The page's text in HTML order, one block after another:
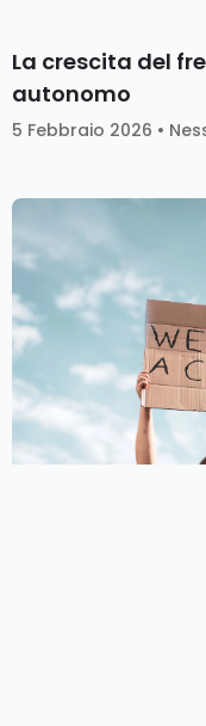
La crescita del
autonomo
5 Febbraio 2026